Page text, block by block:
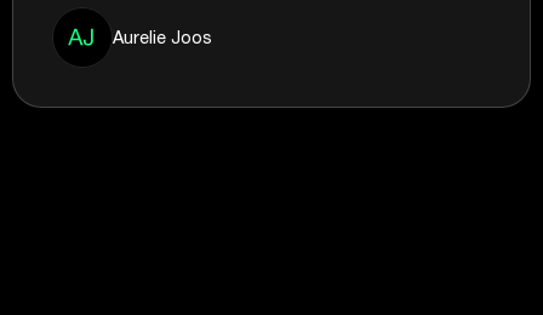
Aurelie Joos